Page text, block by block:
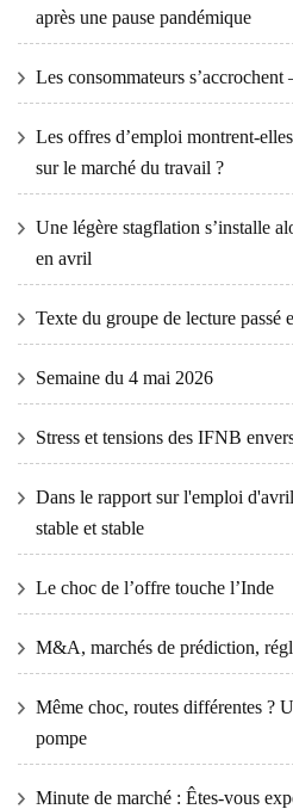
après une pause pandémique
Les consommateurs s’accrochent
Les offres d’emploi montrent-
sur le marché du travail ?
Une légère stagflation s’installe
en avril
Texte du groupe de lecture passé
Semaine du 4 mai 2026
Stress et tensions des IFNB
Dans le rapport sur l'emploi
stable et stable
Le choc de l’offre touche l’Inde
M&A, marchés de prédiction,
Même choc, routes différentes ?
pompe
Minute de marché : Êtes-vous